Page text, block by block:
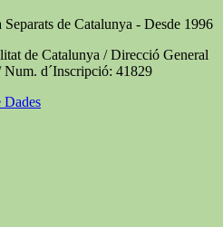
de Catalunya - Desde 1996
de Catalunya / Direcció General
Num. d´Inscripció: 41829